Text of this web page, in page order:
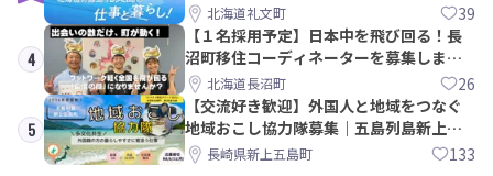
北海道礼文町 39
4
【１名採用予定】日本中を飛び回る！長
沼町移住コーディネーターを募集しま
す！北海道長沼町 26
5
【交流好き歓迎】外国人と地域をつなぐ
地域おこし協力隊募集｜五島列島新上五
島町長崎県新上五島町 133